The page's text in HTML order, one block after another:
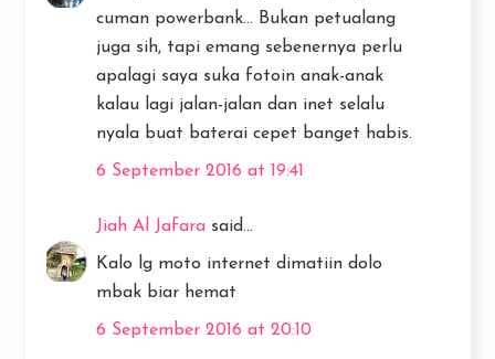
cuman powerbank... Bukan petualang
juga sih, tapi emang sebenernya perlu
apalagi saya suka fotoin anak-anak
kalau lagi jalan-jalan dan inet selalu
nyala buat baterai cepet banget habis.
6 September 2016 at 19:41
Jiah Al Jafara said...
Kalo lg moto internet dimatiin dolo
mbak biar hemat
6 September 2016 at 20:10